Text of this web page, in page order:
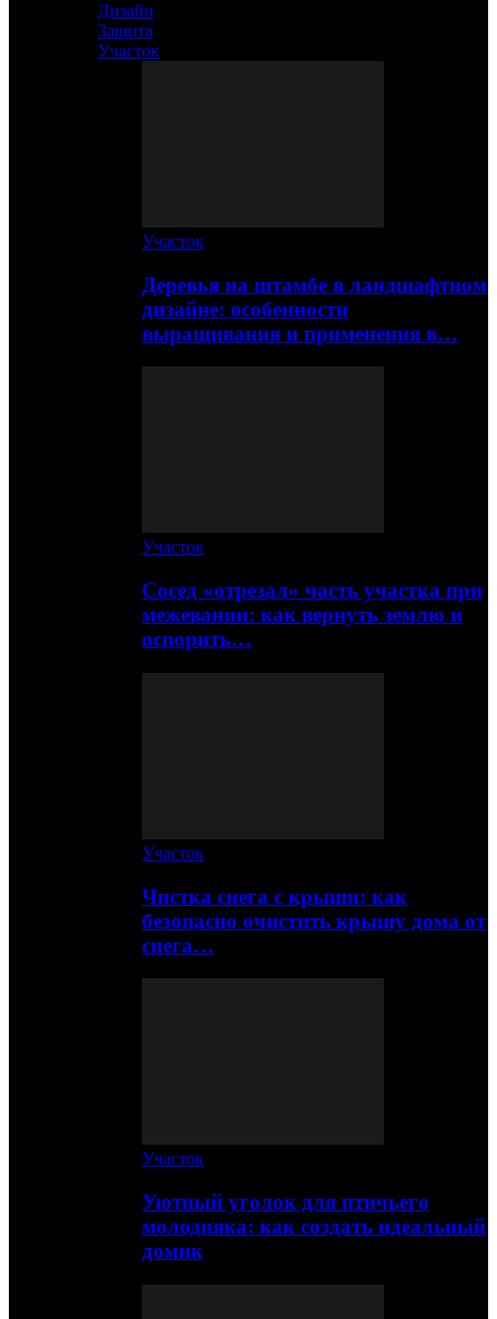
Дизайн
Защита
Участок
Участок
Деревья на штамбе в ландшафтном
дизайне: особенности
выращивания и применения в…
Участок
Сосед «отрезал» часть участка при
межевании: как вернуть землю и
оспорить…
Участок
Чистка снега с крыши: как
безопасно очистить крышу дома от
снега…
Участок
Уютный уголок для птичьего
молодняка: как создать идеальный
домик